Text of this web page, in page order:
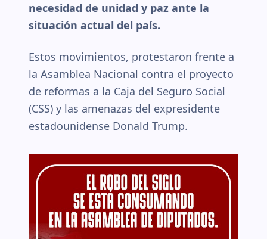
necesidad de unidad y paz ante la
situación actual del país.
Estos movimientos, protestaron frente a
la Asamblea Nacional contra el proyecto
de reformas a la Caja del Seguro Social
(CSS) y las amenazas del expresidente
estadounidense Donald Trump.